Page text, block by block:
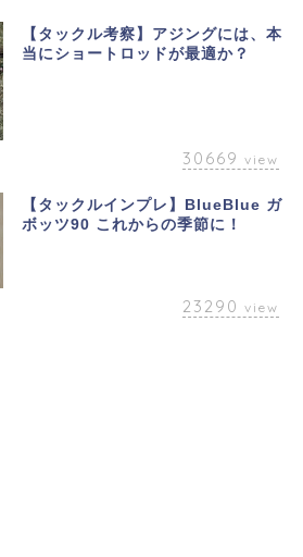
【タックル考察】アジングには、本
当にショートロッドが最適か？
30669 view
【タックルインプレ】BlueBlue ガ
ボッツ90 これからの季節に！
23290 view